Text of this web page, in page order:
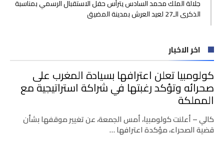
جلالة الملك محمد السادس يترأس حفل الاستقبال الرسمي بمناسبة
الذكرى الـ27 لعيد العرش بمدينة المضيق
اخر الاخبار
كولومبيا تعلن اعترافها بسيادة المغرب على
صحرائه وتؤكد رغبتها في شراكة استراتيجية مع
المملكة
كالي – أعلنت كولومبيا، أمس الجمعة، عن تغيير موقفها بشأن
قضية الصحراء، مؤكدة اعترافها …